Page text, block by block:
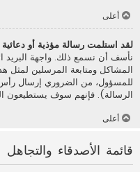
أعلى
لقد استلمت رسالة مؤذية أو
نأسف أن نسمع ذلك. واجهة البريد
المشاكل ومتابعة المرسلين لمثل
للمسؤول، من الضروري إرسال
الرسالة). فإنهم سوف يستطيعون
أعلى
قائمة الأصدقاء والتجاهل